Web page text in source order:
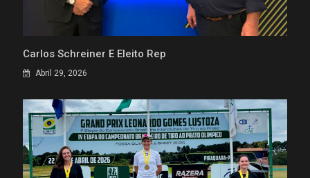
Carlos Schreiner É Eleito Rep
Abril 29, 2026